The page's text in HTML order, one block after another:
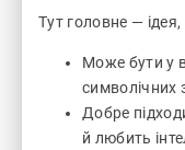
Тут головне —
Може бути у
символічних
Добре
й любить